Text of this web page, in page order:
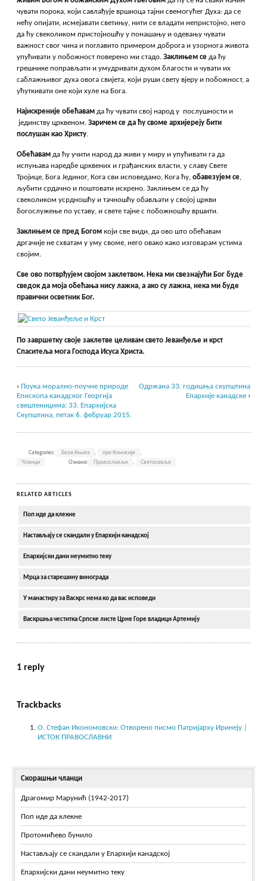
чувати порока, који савлађује вршиоца тајни свемогућег Духа: да се
нећу опијати, исмејавати светињу, нити се владати непристојно, него
да ћу свеколиком пристојношћу у понашању и одевању чувати
важност свог чина и поглавито примером доброга и узорнога живота
упућивати у побожност поверено ми стадо.Заклињем се да ћу
грешнике поправљати и умудривати духом благости и чувати их
саблажњивог духа овога свијета, који руши свету вјеру и побожност, а
ућуткивати оне који хуле на Бога.
Најискреније обећавам да ћу чувати свој народ у послушности и
јединству црквеном.Заричем се да ћу своме архијереју бити
послушан као Христу.
Обећавам да ћу учити народ да живи у миру и упућивати га да
испуњава наредбе црквених и грађанских власти, у славу Свете
Тројице, Бога Јединог, Кога сви исповедамо, Кога ћу,обавезујем се,
љубити срдачно и поштовати искрено. Заклињем се да ћу
свеколиком усрдношћу и тачношћу обављати у својој цркви
богослужење по уставу, и свете тајне с побожношћу вршити.
Заклињем се пред Богом који све види, да ово што обећавам
дргачије не схватам у уму своме, него овако како изговарам устима
својим.
Све ово потврђујем својом заклетвом. Нека ми свезнајући Бог буде
сведок да моја обећања нису лажна, а ако су лажна, нека ми буде
правични осветник Бог.
По завршетку своје заклетве целивам свето Јеванђеље и крст
Спаситеља мога Господа Исуса Христа.
‹ Поука морално-поучне природе
Епископа канадског Георгија
свештеницима: 33. Епархијска
Скупштина, петак 6. фебруар 2015.
Одржана 33. годишња скупштина
Епархије канадске›
Categories: Бела Књига , пре Комисије
,
Чланци
Ознаке: Православље , Светосавље
RELATED ARTICLES
Поп иде да клекне
Настављају се скандали у Епархији канадској
Епархијски дани неумитно теку
Мрца за старешину винограда
У манастиру за Васкрс нема ко да вас исповеди
Васкршња честитка Српске листе Црне Горе владици Артемију
1 reply
Trackbacks
О. Стефан Икономовски: Отворено писмо Патријарху Иринеју |
ИСТОК ПРАВОСЛАВНИ
Скорашњи чланци
Драгомир Марунић (1942-2017)
Поп иде да клекне
Протомићево бунило
Настављају се скандали у Епархији канадској
Епархијски дани неумитно теку